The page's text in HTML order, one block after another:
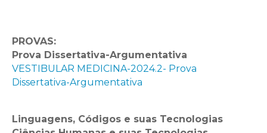
PROVAS:
Prova Dissertativa-Argumentativa
VESTIBULAR MEDICINA-2024.2- Prova
Dissertativa-Argumentativa
Linguagens, Códigos e suas Tecnologias